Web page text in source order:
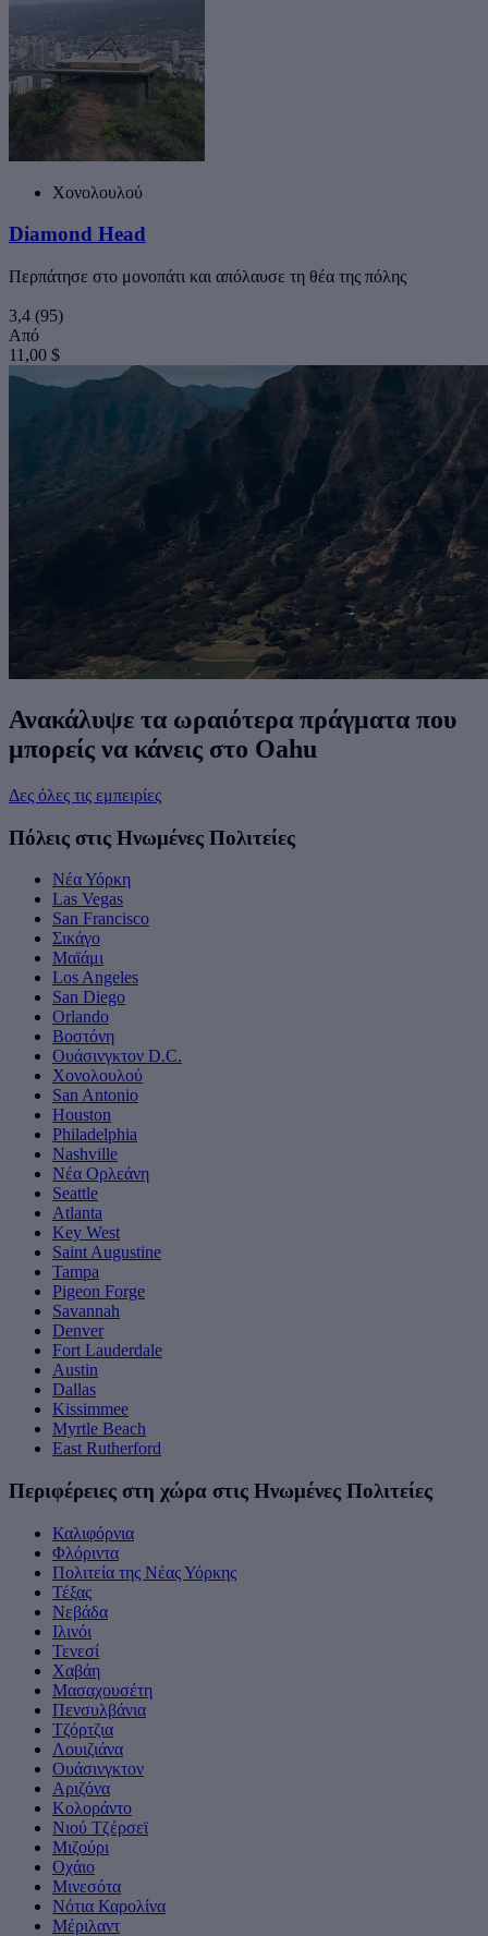
Χονολουλού
Diamond Head
Περπάτησε στο μονοπάτι και απόλαυσε τη θέα της πόλης
3,4 (95)
Από
11,00 $
Ανακάλυψε τα ωραιότερα πράγματα που
μπορείς να κάνεις στο Oahu
Δες όλες τις εμπειρίες
Πόλεις στις Ηνωμένες Πολιτείες
Νέα Υόρκη
Las Vegas
San Francisco
Σικάγο
Μαϊάμι
Los Angeles
San Diego
Orlando
Βοστόνη
Ουάσινγκτον D.C.
Χονολουλού
San Antonio
Houston
Philadelphia
Nashville
Νέα Ορλεάνη
Seattle
Atlanta
Key West
Saint Augustine
Tampa
Pigeon Forge
Savannah
Denver
Fort Lauderdale
Austin
Dallas
Kissimmee
Myrtle Beach
East Rutherford
Περιφέρειες στη χώρα στις Ηνωμένες Πολιτείες
Καλιφόρνια
Φλόριντα
Πολιτεία της Νέας Υόρκης
Τέξας
Νεβάδα
Ιλινόι
Τενεσί
Χαβάη
Μασαχουσέτη
Πενσυλβάνια
Tζόρτζια
Λουιζιάνα
Ουάσινγκτον
Αριζόνα
Κολοράντο
Νιού Τζέρσεϊ
Μιζούρι
Οχάιο
Μινεσότα
Νότια Καρολίνα
Μέριλαντ